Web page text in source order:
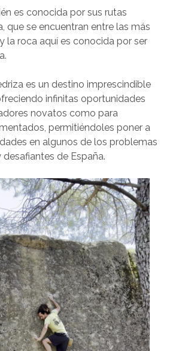
es conocida por sus rutas
que se encuentran entre las más
la roca aquí es conocida por ser
es un destino imprescindible
infinitas oportunidades
novatos como para
permitiéndoles poner a
en algunos de los problemas
de España.